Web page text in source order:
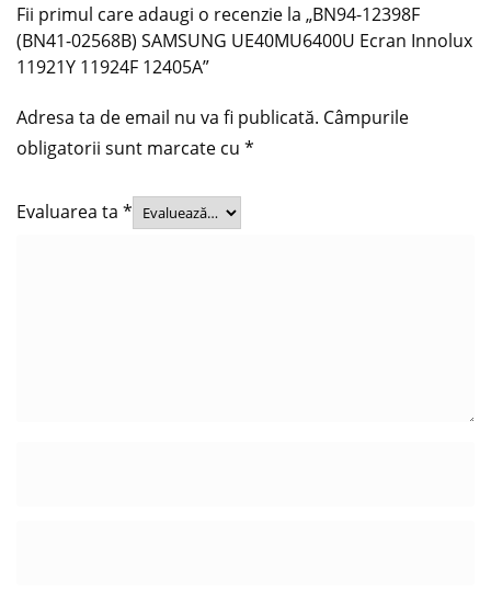
Fii primul care adaugi o recenzie la „BN94-12398F
(BN41-02568B) SAMSUNG UE40MU6400U Ecran Innolux
11921Y 11924F 12405A”
Adresa ta de email nu va fi publicată. Câmpurile
obligatorii sunt marcate cu *
Evaluarea ta *